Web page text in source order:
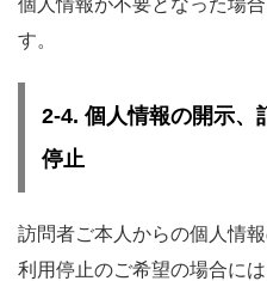
個人情報が不要となった場
す。
2-4. 個人情報の開示、
停止
訪問者ご本人からの個人情
利用停止のご希望の場合に